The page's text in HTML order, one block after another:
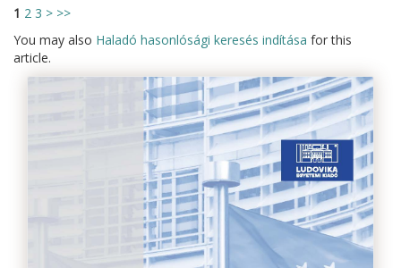
1 2 3 > >>
You may also Haladó hasonlósági keresés indítása for this
article.